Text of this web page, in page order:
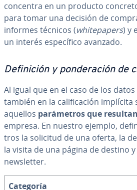
concentra en un producto
para tomar una decisión de
informes técnicos (whi­te­pa­pe­rs) y
un interés es­pe­cí­fi­co avanzado.
De­fi­ni­ción y po­n­de­ra­ción de
Al igual que en el caso de los
también en la ca­li­fi­ca­ción implícita
aquellos pa­rá­me­tros que
empresa. En nuestro ejemplo,
tros la solicitud de una oferta, la
la visita de una página de destino
ne­w­s­le­t­ter.
Categoría